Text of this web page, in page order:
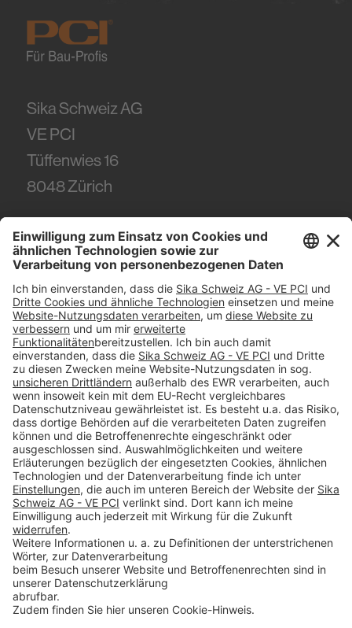
Sika Schweiz AG
VE PCI
Tüffenwies 16
8048Zürich
#PCI
Impressum
Datenschutz
AGB
Rechtliche Hinweise
Cookie-Einstellungen öffnen
Betroffenenrechte